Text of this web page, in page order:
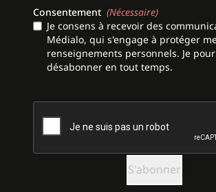
Consentement (Nécessaire)
Je consens à recevoir des
Médialo, qui s'engage à protéger
renseignements personnels. Je
désabonner en tout temps.
CAPTCHA